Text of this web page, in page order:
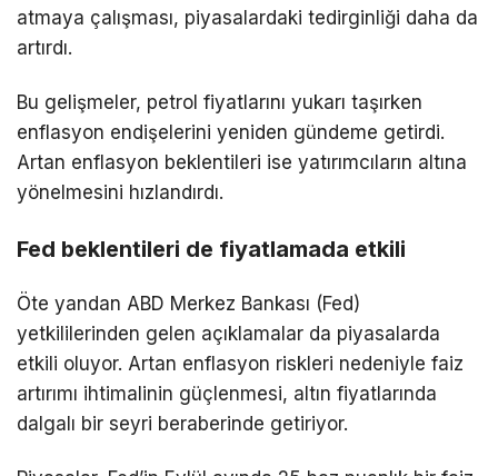
atmaya çalışması, piyasalardaki tedirginliği daha da
artırdı.
Bu gelişmeler, petrol fiyatlarını yukarı taşırken
enflasyon endişelerini yeniden gündeme getirdi.
Artan enflasyon beklentileri ise yatırımcıların altına
yönelmesini hızlandırdı.
Fed beklentileri de fiyatlamada etkili
Öte yandan ABD Merkez Bankası (Fed)
yetkililerinden gelen açıklamalar da piyasalarda
etkili oluyor. Artan enflasyon riskleri nedeniyle faiz
artırımı ihtimalinin güçlenmesi, altın fiyatlarında
dalgalı bir seyri beraberinde getiriyor.